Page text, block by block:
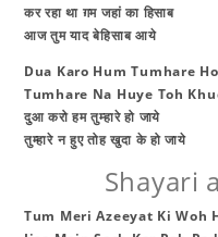
​कर रहा था ग़म जहां का हिसाब
आज तुम याद बेहिसाब आये
Dua Karo Hum Tumhare
Tumhare Na Huye Toh
दुआ करो हम तुम्हारे हो जाये
तुम्हारे न हुए तोह खुदा के हो जाये
Shayari
Tum Meri Azeeyat Ki Woh